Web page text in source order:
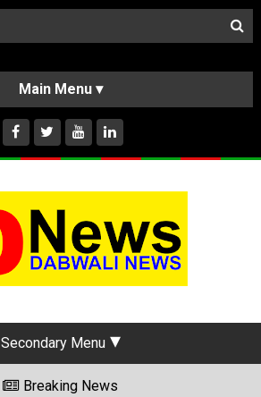
HOME
ABOUT US
INSTAGRAM
Secondary Menu
Breaking News